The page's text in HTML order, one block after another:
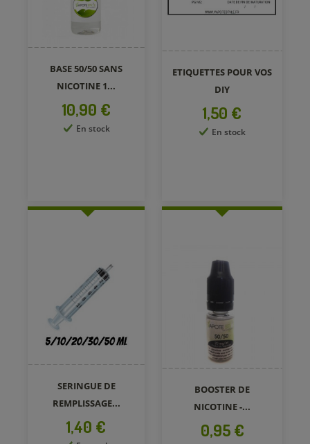
BASE 50/50 SANS
NICOTINE 1...
Prix
10,90 €
En stock
ETIQUETTES POUR VOS
DIY
Prix
1,50 €
En stock
SERINGUE DE
REMPLISSAGE...
Prix
1,40 €
BOOSTER DE
NICOTINE -...
Prix
0,95 €